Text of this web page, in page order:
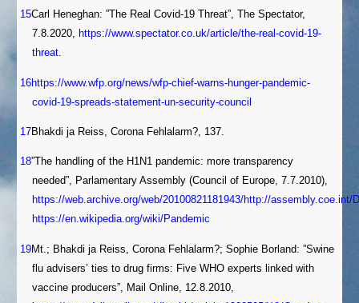
15Carl Heneghan: ”The Real Covid-19 Threat”, The Spectator,
7.8.2020, https://www.spectator.co.uk/article/the-real-covid-19-
threat.
16https://www.wfp.org/news/wfp-chief-warns-hunger-pandemic-
covid-19-spreads-statement-un-security-council
17Bhakdi ja Reiss, Corona Fehlalarm?, 137.
18”The handling of the H1N1 pandemic: more transparency
needed”, Parlamentary Assembly (Council of Europe, 7.7.2010),
https://web.archive.org/web/20100821181943/http://
https://en.wikipedia.org/wiki/Pandemic
19Mt.; Bhakdi ja Reiss, Corona Fehlalarm?; Sophie Borland: ”Swine
flu advisers’ ties to drug firms: Five WHO experts linked with
vaccine producers”, Mail Online, 12.8.2010,